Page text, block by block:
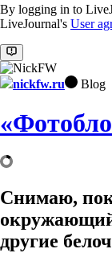
By logging in to
LiveJournal's User
nickfw.ru Blog
Снимаю,
другие